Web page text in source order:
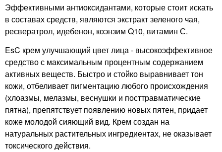
Эффективными антиоксидантами, которые стоит искать
в составах средств, являются экстракт зеленого чая,
ресвератрол, идебенон, коэнзим Q10, витамин С.
EsC крем улучшающий цвет лица - высокоэффективное
средство с максимальным процентным содержанием
активных веществ. Быстро и стойко выравнивает тон
кожи, отбеливает пигментацию любого происхождения
(хлоазмы, мелазмы, веснушки и посттравматические
пятна), препятствует появлению новых пятен, придает
коже молодой сияющий вид. Крем создан на
натуральных растительных ингредиентах, не оказывает
токсического действия.